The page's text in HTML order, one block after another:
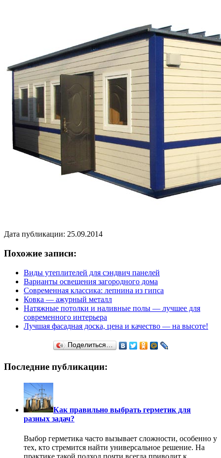
Дата публикации: 25.09.2014
Похожие записи:
Виды утеплителей для сэндвич панелей
Варианты освещения загородного дома
Современная классика: лепнина из гипса
Ковка — ажурный металл
Натяжные потолки и наливные полы — лучшее для
современного интерьера
Лучшая фасадная доска, цена и качество — на высоте!
Поделиться…
Последние публикации:
Как правильно выбрать герметик для
разных задач?
Выбор герметика часто вызывает сложности, особенно у
тех, кто стремится найти универсальное решение. На
практике такой подход почти всегда приводит к